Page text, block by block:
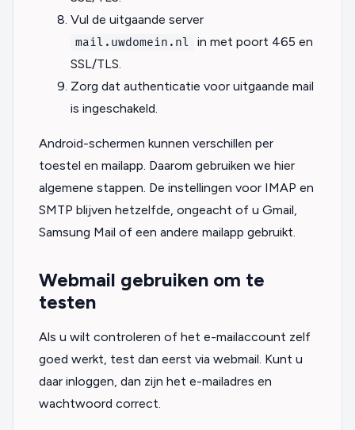
Vul de uitgaande server
mail.uwdomein.nl
in met poort 465 en
SSL/TLS.
Zorg dat authenticatie voor uitgaande mail
is ingeschakeld.
Android-schermen kunnen verschillen per
toestel en mailapp. Daarom gebruiken we hier
algemene stappen. De instellingen voor IMAP en
SMTP blijven hetzelfde, ongeacht of u Gmail,
Samsung Mail of een andere mailapp gebruikt.
Webmail gebruiken om te
testen
Als u wilt controleren of het e-mailaccount zelf
goed werkt, test dan eerst via webmail. Kunt u
daar inloggen, dan zijn het e-mailadres en
wachtwoord correct.